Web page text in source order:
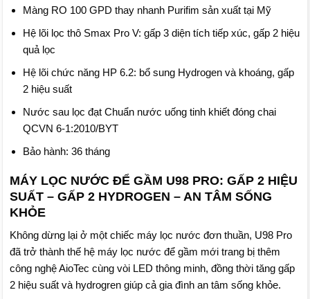
Màng RO 100 GPD thay nhanh Purifim sản xuất tại Mỹ
Hệ lõi lọc thô Smax Pro V: gấp 3 diện tích tiếp xúc, gấp 2 hiệu
quả lọc
Hệ lõi chức năng HP 6.2: bổ sung Hydrogen và khoáng, gấp
2 hiệu suất
Nước sau lọc đạt Chuẩn nước uống tinh khiết đóng chai
QCVN 6-1:2010/BYT
Bảo hành: 36 tháng
MÁY LỌC NƯỚC ĐỂ GẦM U98 PRO: GẤP 2 HIỆU
SUẤT – GẤP 2 HYDROGEN – AN TÂM SỐNG
KHỎE
Không dừng lại ở một chiếc máy lọc nước đơn thuần, U98 Pro
đã trở thành thế hệ máy lọc nước để gầm mới trang bị thêm
công nghệ AioTec cùng vòi LED thông minh, đồng thời tăng gấp
2 hiệu suất và hydrogren giúp cả gia đình an tâm sống khỏe.